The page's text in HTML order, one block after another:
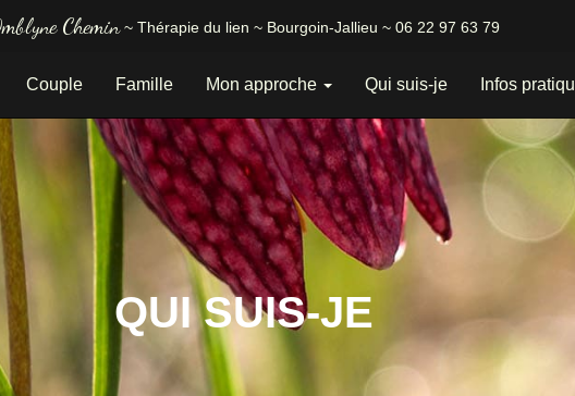
Chemin ~ Thérapie du lien ~ Bourgoin-Jallieu ~ 06 22 97 63 79
Couple Famille Mon approche Qui suis-je Infos
QUI SUIS-JE